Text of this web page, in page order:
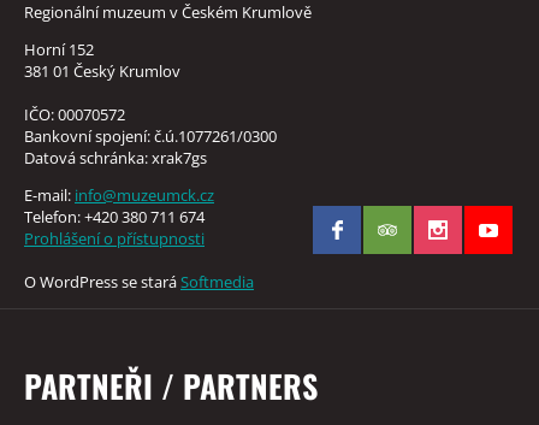
Regionální muzeum v Českém Krumlově
Horní 152
381 01 Český Krumlov
IČO: 00070572
Bankovní spojení: č.ú.1077261/0300
Datová schránka: xrak7gs
E-mail: info@muzeumck.cz
Telefon: +420 380 711 674
Prohlášení o přístupnosti
O WordPress se staráSoftmedia
PARTNEŘI / PARTNERS